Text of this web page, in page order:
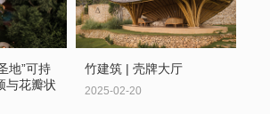
地”可持
与花瓣状
竹建筑 | 壳牌大厅
2025-02-20